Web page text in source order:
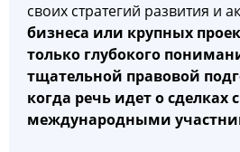
своих стратегий развития и
бизнеса или крупных
только глубокого
тщательной правовой
когда речь идет о сделках с
международными